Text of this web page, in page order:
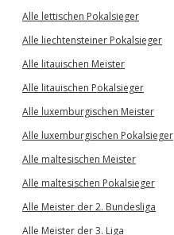
Alle lettischen Pokalsieger
Alle liechtensteiner Pokalsieger
Alle litauischen Meister
Alle litauischen Pokalsieger
Alle luxemburgischen Meister
Alle luxemburgischen Pokalsieger
Alle maltesischen Meister
Alle maltesischen Pokalsieger
Alle Meister der 2. Bundesliga
Alle Meister der 3. Liga